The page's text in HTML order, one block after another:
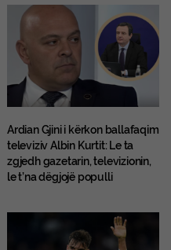
Ardian Gjini i kërkon ballafaqim
televiziv Albin Kurtit: Le ta
zgjedh gazetarin, televizionin,
le t’na dëgjojë populli